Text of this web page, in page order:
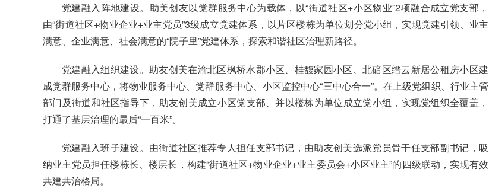
党建融入阵地建设。助美创友以党群服务中心为载体，以“街道社区+小区物业”2项融合成立党支部，
由“街道社区+物业企业+业主党员”3级成立党建体系，以片区楼栋为单位划分党小组，实现党建引领、业主
满意、企业满意、社会满意的“院子里”党建体系，探索和谐社区治理新路径。
党建融入组织建设。助友创美在渝北区枫桥水郡小区、桂馥家园小区、北碚区缙云新居公租房小区建
成党群服务中心，将物业服务中心、党群服务中心、小区监控中心“三中心合一”。在上级党组织、行业主管
部门及街道和社区指导下，助友创美成立小区党支部、并以楼栋为单位成立党小组，实现党组织全覆盖，
打通了基层治理的最后“一百米”。
党建融入班子建设。由街道社区推荐专人担任支部书记，由助友创美选派党员骨干任支部副书记，吸
纳业主党员担任楼栋长、楼层长，构建“街道社区+物业企业+业主委员会+小区业主”的四级联动，实现有效
共建共治格局。